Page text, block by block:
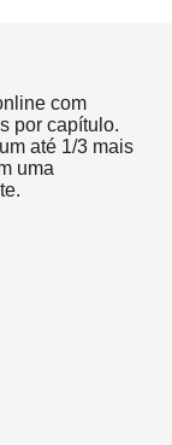
com
por capítulo.
até 1/3 mais
uma